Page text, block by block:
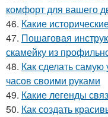
комфорт для вашего
46. Какие
47. Пошаговая
скамейку из
48. Как сделать самую
часов своими руками
49. Какие легенды
50. Как создать